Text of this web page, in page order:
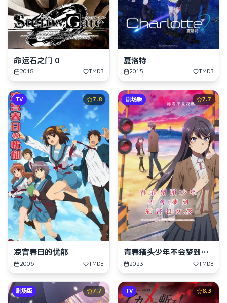
命运石之门 0
2018 TMDB
夏洛特
2015 TMDB
7.8
TV
凉宫春日的忧郁
2006 TMDB
7.7
剧场版
青春猪头少年不会梦到红
书包女孩
2023 TMDB
7.7
剧场版 8.3
TV